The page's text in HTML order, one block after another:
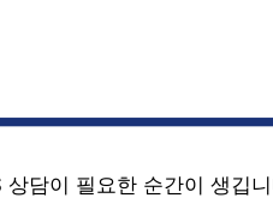
담이 필요한 순간이 생깁